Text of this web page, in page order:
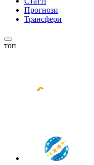
Прогнози
Трансфери
топ